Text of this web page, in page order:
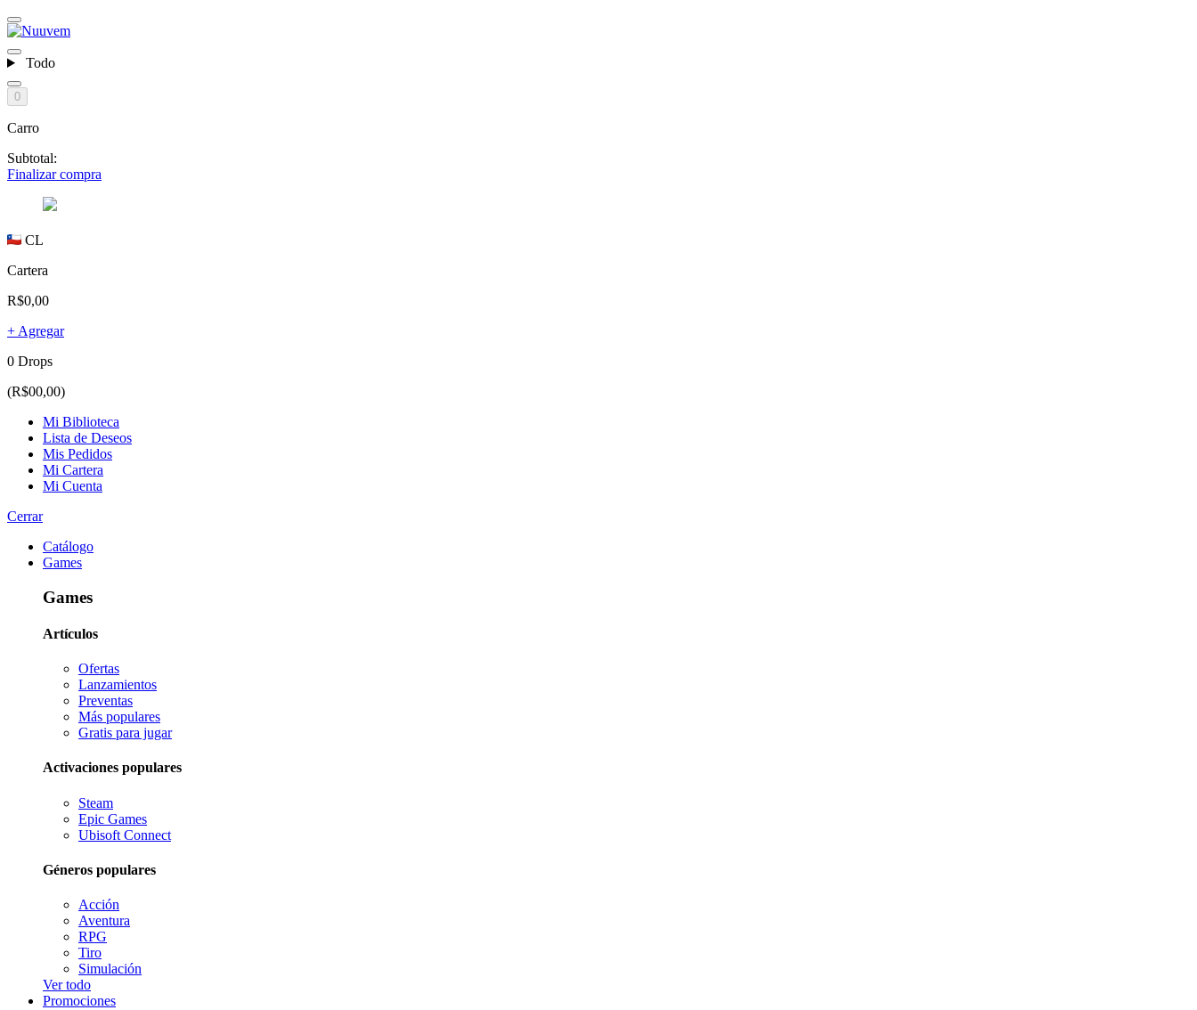
Todo
0
Carro
Subtotal:
Finalizar compra
CL
Cartera
R$0,00
+ Agregar
0 Drops
(R$00,00)
Mi Biblioteca
Lista de Deseos
Mis Pedidos
Mi Cartera
Mi Cuenta
Cerrar
Catálogo
Games
Games
Artículos
Ofertas
Lanzamientos
Preventas
Más populares
Gratis para jugar
Activaciones populares
Steam
Epic Games
Ubisoft Connect
Géneros populares
Acción
Aventura
RPG
Tiro
Simulación
Ver todo
Promociones